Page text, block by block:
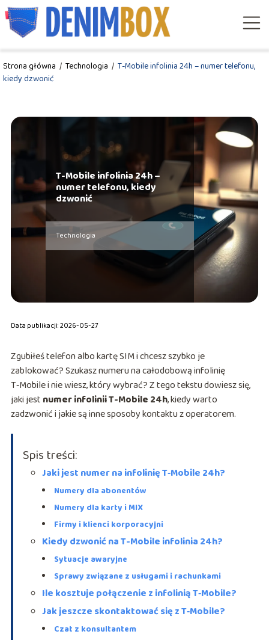
Strona główna / Technologia / T-Mobile infolinia 24h – numer telefonu,
kiedy dzwonić
T-Mobile infolinia 24h –
numer telefonu, kiedy
dzwonić
Technologia
Data publikacji: 2026-05-27
Zgubiłeś telefon albo kartę SIM i chcesz szybko je
zablokować? Szukasz numeru na całodobową infolinię
T‑Mobile i nie wiesz, który wybrać? Z tego tekstu dowiesz się,
jaki jest numer infolinii T-Mobile 24h, kiedy warto
zadzwonić i jakie są inne sposoby kontaktu z operatorem.
Spis treści:
Jaki jest numer na infolinię T‑Mobile 24h?
Numery dla abonentów
Numery dla karty i MIX
Firmy i klienci korporacyjni
Kiedy dzwonić na T-Mobile infolinia 24h?
Sytuacje awaryjne
Sprawy związane z usługami i rachunkami
Ile kosztuje połączenie z infolinią T‑Mobile?
Jak jeszcze skontaktować się z T‑Mobile?
Czat z konsultantem